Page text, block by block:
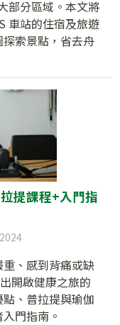
部分區域。本文將
車站的住宿及旅遊
索景點，省去舟
提課程+入門指
、感到背痛或缺
開啟健康之旅的
、普拉提與瑜伽
門指南。